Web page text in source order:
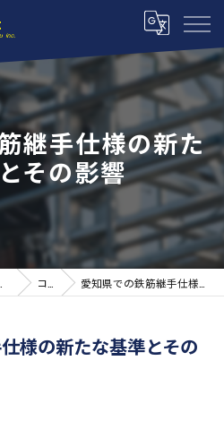
継手仕様の新た
その影響
コラム 愛知県での鉄筋継手仕様の新たな基準とその影響
様の新たな基準とその